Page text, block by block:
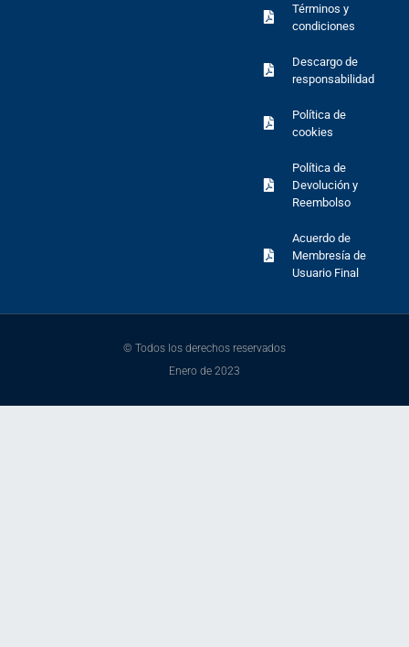
Términos y
condiciones
Descargo de
responsabilidad
Política de
cookies
Política de
Devolución y
Reembolso
Acuerdo de
Membresía de
Usuario Final
© Todos los derechos reservados
Enero de 2023